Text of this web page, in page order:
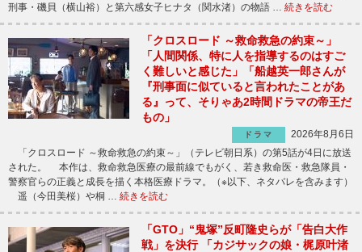
刑事・磯貝（横山裕）と第六感女子ヒナタ（関水渚）の物語 … 続きを読む
「クロスロード ～救命救急の約束～」
「人間関係、特に人を指導するのはすご
く難しいと感じた」「船越英一郎さんが
『刑事面に似ていると言われたことがあ
る』って、そりゃあ2時間ドラマの帝王だ
もの」
ドラマ
2026年8月6日
「クロスロード ～救命救急の約束～」（テレビ朝日系）の第5話が4日に放送
された。 本作は、救命救急医療の最前線でもがく、若き救命医・救急隊員・
警察官らの正義と成長を描く本格医療ドラマ。（※以下、ネタバレを含みます）
遥（今田美桜）や桐 … 続きを読む
「GTO」“鬼塚”反町隆史らが「告白大作
戦」を決行 「カジサックの娘・梶原叶渚